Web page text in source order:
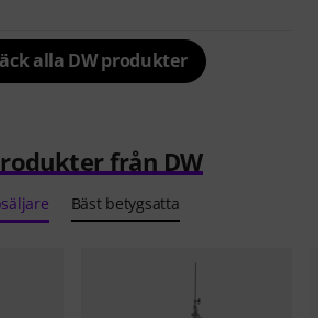
alla DW produkter
från DW
Bäst betygsatta